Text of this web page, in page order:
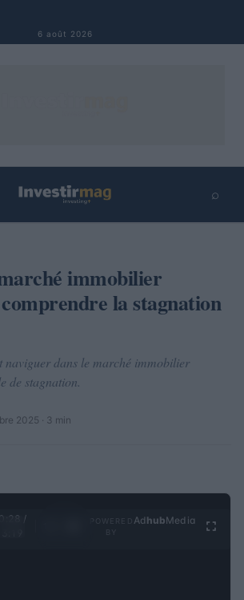
6 août 2026
⌕
immobilier
la stagnation
naviguer dans le marché immobilier
de stagnation.
2025 · 3 min
0:29 /
Ad hubMedia